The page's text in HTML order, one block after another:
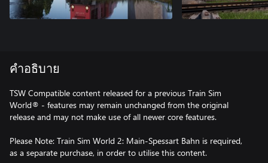
คำอธิบาย
TSW Compatible content released for a previous Train Sim
World® - features may remain unchanged from the original
release and may not make use of all newer core features.
Please Note: Train Sim World 2: Main-Spessart Bahn is required,
as a separate purchase, in order to utilise this content.